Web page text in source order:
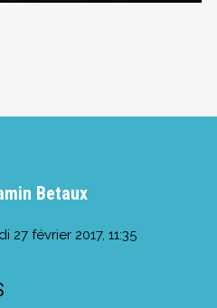
Betaux
27 février 2017, 11:35